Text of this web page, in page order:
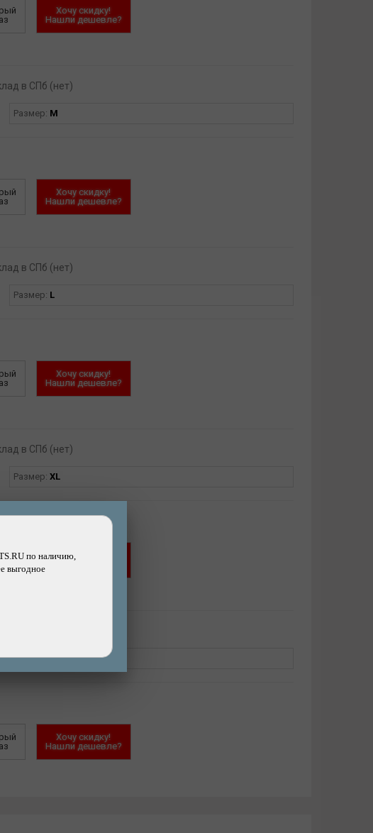
по наличию,
выгодное
Хочу скидку!
Нашли дешевле?
в СПб (нет)
Размер: M
Хочу скидку!
Нашли дешевле?
в СПб (нет)
Размер: L
Хочу скидку!
Нашли дешевле?
в СПб (нет)
Размер: XL
Хочу скидку!
Размер:XXL
Хочу скидку!
Нашли дешевле?